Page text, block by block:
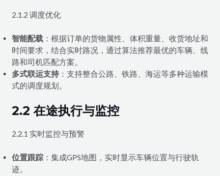
2.1.2 调度优化
智能配载：根据订单的货物属性、体积重量、收货地址和
时间要求，结合实时路况，通过算法推荐最优的车辆、线
路和司机匹配方案。
多式联运支持：支持整合公路、铁路、海运等多种运输模
式的调度规划。
2.2 在途执行与监控
2.2.1 实时监控与预警
位置跟踪：集成GPS地图，实时显示车辆位置与行驶轨
迹。